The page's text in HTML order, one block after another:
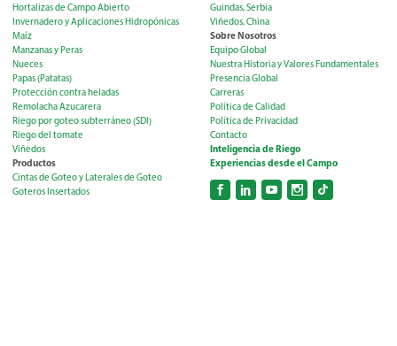
Hortalizas de Campo Abierto
Invernadero y Aplicaciones Hidropónicas
Maíz
Manzanas y Peras
Nueces
Papas (Patatas)
Protección contra heladas
Remolacha Azucarera
Riego por goteo subterráneo (SDI)
Riego del tomate
Viñedos
Productos
Cintas de Goteo y Laterales de Goteo
Goteros Insertados
Guindas, Serbia
Viñedos, China
Sobre Nosotros
Equipo Global
Nuestra Historia y Valores Fundamentales
Presencia Global
Carreras
Política de Calidad
Política de Privacidad
Contacto
Inteligencia de Riego
Experiencias desde el Campo